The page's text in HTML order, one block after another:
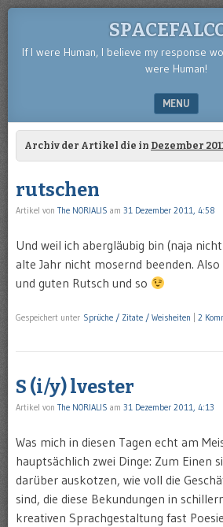
If I were Human, I believe my response
were Human!
MENU
SKIP TO CONTENT
Archiv der Artikel die in Dezember
rutschen
Artikel von The NORIALIS am 31 Dezember 2011, 4:58
Und weil ich abergläubig bin (naja
alte Jahr nicht mosernd beenden.
und guten Rutsch und so
Gespeichert unter Sprüche / Zitate / Weisheiten 2
S (i/y) lvester
Artikel von The NORIALIS am 31 Dezember 2011, 4:13
Was mich in diesen Tagen echt am
hauptsächlich zwei Dinge: Zum Einen
darüber auskotzen, wie voll die
sind, die diese Bekundungen in
kreativen Sprachgestaltung fast